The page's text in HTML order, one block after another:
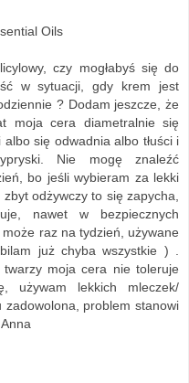
Oils
czy mogłabyś się do
w sytuacji, gdy krem jest
? Dodam jeszcze, że
cera diametralnie się
albo się odwadnia albo tłuści i
Nie mogę znaleźć
bo jeśli wybieram za lekki
odżywczy to się zapycha,
nawet w bezpiecznych
raz na tydzień, używane
już chyba wszystkie ) .
moja cera nie toleruje
używam lekkich mleczek/
problem stanowi